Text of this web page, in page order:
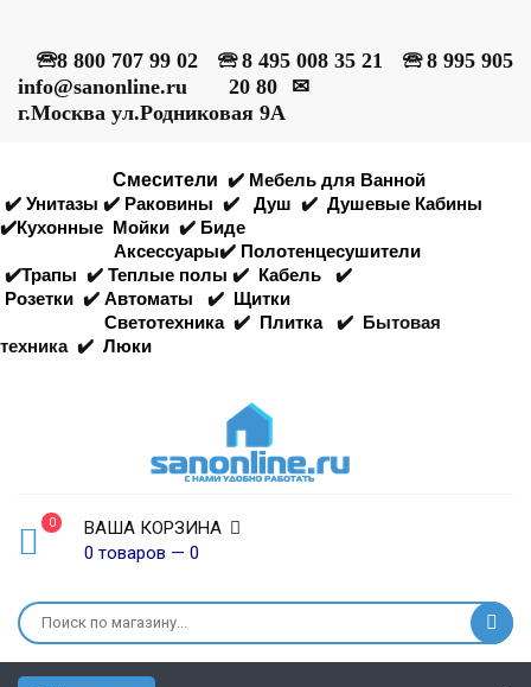
🕾8 800 707 99 02 🕾 8 495 008 35 21 🕾 8 995 905
20 80
✉
info@sanonline.ru
г.Москва ул.Родниковая 9А
Смесители ✔️ Мебель для Ванной
✔️ Унитазы ✔️ Раковины ✔️ Душ ✔️ Душевые Кабины
✔️Кухонные Мойки ✔️ Биде
Аксессуары✔️ Полотенцесушители
✔️Трапы ✔️ Теплые полы ✔️ Кабель
✔️
Розетки ✔️ Автоматы ✔️ Щитки
Светотехника ✔️ Плитка ✔️ Бытовая
техника ✔️ Люки
0
ВАША КОРЗИНА
0 товаров — 0